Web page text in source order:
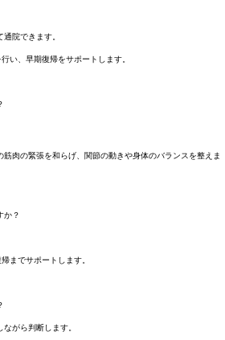
院できます。
い、早期復帰をサポートします。
肉の緊張を和らげ、関節の動きや身体のバランスを整えま
か？
までサポートします。
がら判断します。